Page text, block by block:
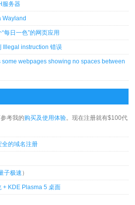
服务器
Wayland
每日一色”的网页应用
Illegal instruction 错误
some webpages showing no spaces between
参考我的购买及使用体验。现在注册就有$100代
全的域名注册
子极速 ）
+ KDE Plasma 5 桌面